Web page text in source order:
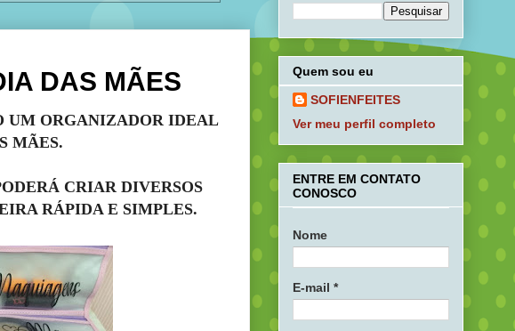
DAS MÃES
UM ORGANIZADOR IDEAL
MÃES.
CRIAR DIVERSOS
RÁPIDA E SIMPLES.
Quem sou eu
SOFIENFEITES
Ver meu perfil completo
ENTRE EM CONTATO
CONOSCO
Nome
E-mail *